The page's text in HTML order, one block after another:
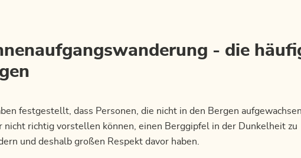
- die
festgestellt, dass Personen, die nicht in den Bergen
nicht richtig vorstellen können, einen Berggipfel in der Dunkelheit zu
und deshalb großen Respekt davor haben.